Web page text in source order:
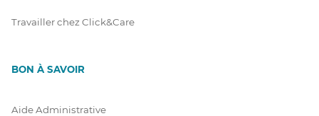
Travailler chez Click&Care
BON À SAVOIR
Aide Administrative